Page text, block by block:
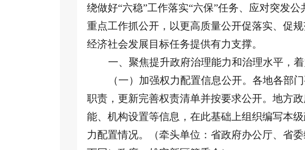
绕做好“六稳”工作落实“六保”任务、应对突发
重点工作抓公开，以更高质量公开促落实、促
经济社会发展目标任务提供有力支撑。
一、聚焦提升政府治理能力和治理水平，
（一）加强权力配置信息公开。各地各部
职责，更新完善权责清单并按要求公开。地方
能、机构设置等信息，在此基础上组织编写本
力配置情况。（牵头单位：省政府办公厅、省